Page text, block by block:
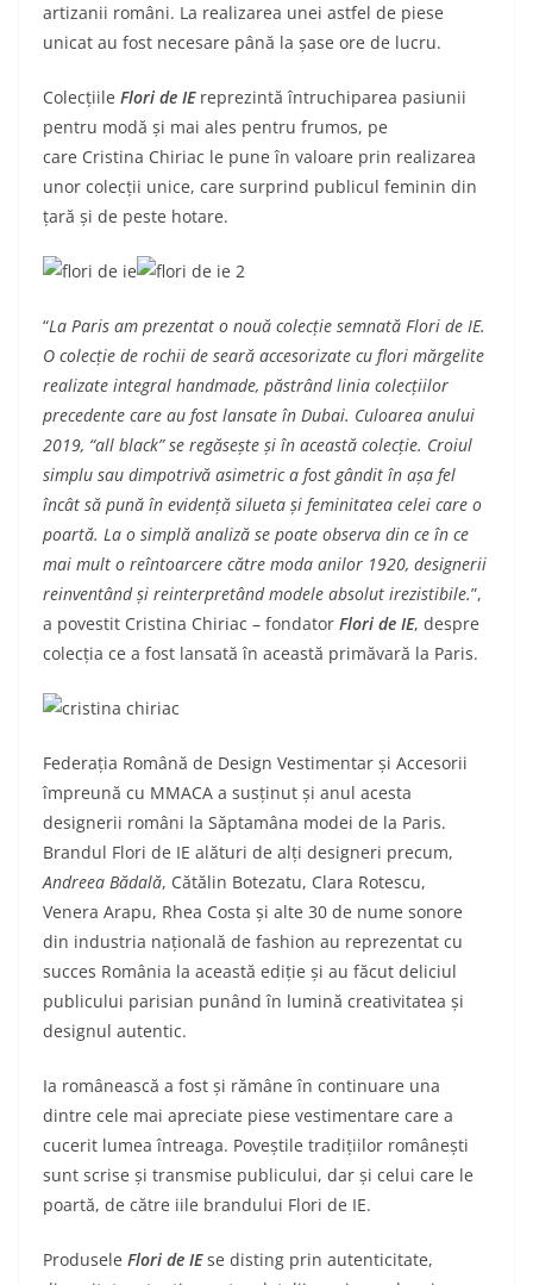
artizanii români. La realizarea unei astfel de piese
unicat au fost necesare până la șase ore de lucru.
Colecțiile Flori de IE reprezintă întruchiparea pasiunii
pentru modă și mai ales pentru frumos, pe
care Cristina Chiriac le pune în valoare prin realizarea
unor colecții unice, care surprind publicul feminin din
țară și de peste hotare.
“La Paris am prezentat o nouă colecție semnată Flori de IE.
O colecție de rochii de seară accesorizate cu flori mărgelite
realizate integral handmade, păstrând linia colecțiilor
precedente care au fost lansate în Dubai. Culoarea anului
2019, “all black” se regăsește și în această colecție. Croiul
simplu sau dimpotrivă asimetric a fost gândit în așa fel
încât să pună în evidență silueta și feminitatea celei care o
poartă. La o simplă analiză se poate observa din ce în ce
mai mult o reîntoarcere către moda anilor 1920, designerii
reinventând și reinterpretând modele absolut irezistibile.”,
a povestit Cristina Chiriac – fondator Flori de IE, despre
colecția ce a fost lansată în această primăvară la Paris.
Federația Română de Design Vestimentar și Accesorii
împreună cu MMACA a susținut și anul acesta
designerii români la Săptamâna modei de la Paris.
Brandul Flori de IE alături de alți designeri precum,
Andreea Bădală, Cătălin Botezatu, Clara Rotescu,
Venera Arapu, Rhea Costa și alte 30 de nume sonore
din industria națională de fashion au reprezentat cu
succes România la această ediție și au făcut deliciul
publicului parisian punând în lumină creativitatea și
designul autentic.
Ia românească a fost și rămâne în continuare una
dintre cele mai apreciate piese vestimentare care a
cucerit lumea întreaga. Poveștile tradițiilor românești
sunt scrise și transmise publicului, dar și celui care le
poartă, de către iile brandului Flori de IE.
Produsele Flori de IEse disting prin autenticitate,